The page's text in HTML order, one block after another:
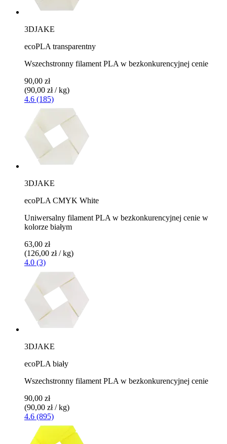
3DJAKE
ecoPLA transparentny
Wszechstronny filament PLA w bezkonkurencyjnej cenie
90,00 zł
(90,00 zł / kg)
4.6 (185)
3DJAKE
ecoPLA CMYK White
Uniwersalny filament PLA w bezkonkurencyjnej cenie w
kolorze białym
63,00 zł
(126,00 zł / kg)
4.0 (3)
3DJAKE
ecoPLA biały
Wszechstronny filament PLA w bezkonkurencyjnej cenie
90,00 zł
(90,00 zł / kg)
4.6 (895)